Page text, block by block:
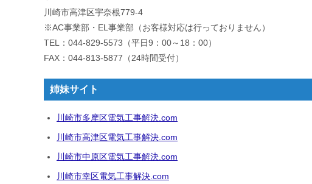
川崎市高津区宇奈根779-4
※AC事業部・EL事業部（お客様対応は行っておりません）
TEL：044-829-5573（平日9：00～18：00）
FAX：044-813-5877（24時間受付）
姉妹サイト
川崎市多摩区電気工事解決.com
川崎市高津区電気工事解決.com
川崎市中原区電気工事解決.com
川崎市幸区電気工事解決.com